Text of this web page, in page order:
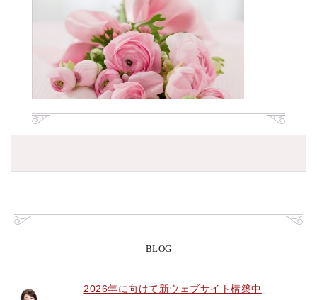
BLOG
2026年に向けて新ウェブサイト構築中